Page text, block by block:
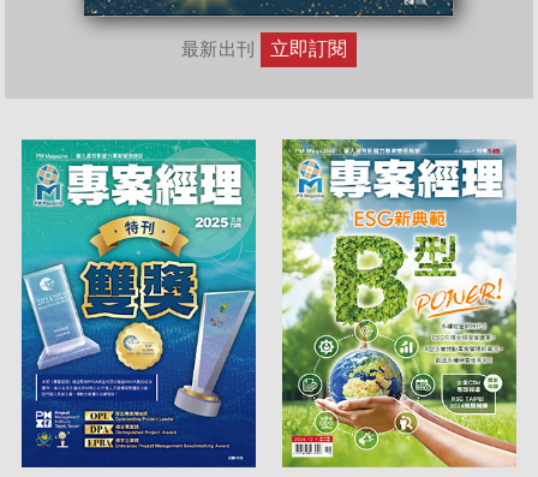
最新出刊 立即訂閱